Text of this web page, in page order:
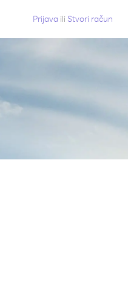
Prijava ili Stvori račun